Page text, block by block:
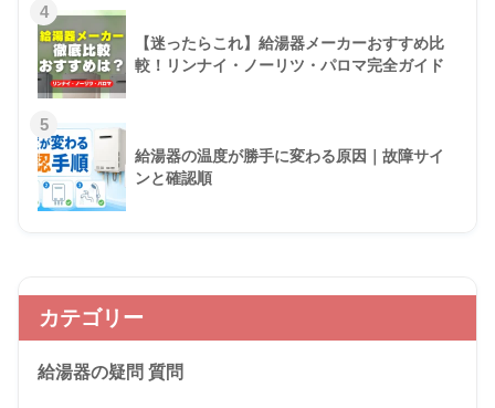
4
【迷ったらこれ】給湯器メーカーおすすめ比
較！リンナイ・ノーリツ・パロマ完全ガイド
5
給湯器の温度が勝手に変わる原因｜故障サイ
ンと確認順
カテゴリー
給湯器の疑問 質問